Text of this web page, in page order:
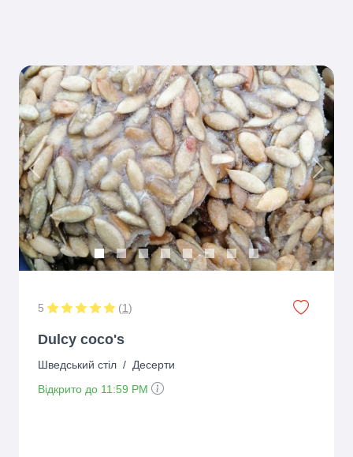
Previous Next
5 (1)
Dulcy coco's
Шведський стіл / Десерти
Відкрито до 11:59 PM